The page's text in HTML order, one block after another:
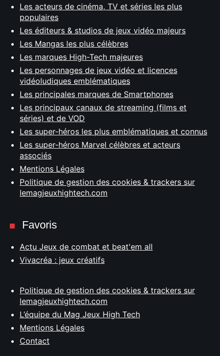
Les acteurs de cinéma, TV et séries les plus
populaires
Les éditeurs & studios de jeux vidéo majeurs
Les Mangas les plus célèbres
Les marques High-Tech majeures
Les personnages de jeux vidéo et licences
vidéoludiques emblématiques
Les principales marques de Smartphones
Les principaux canaux de streaming (films et
séries) et de VOD
Les super-héros les plus emblématiques et connus
Les super-héros Marvel célèbres et acteurs
associés
Mentions Légales
Politique de gestion des cookies & trackers sur
lemagjeuxhightech.com
Favoris
Actu Jeux de combat et beat'em all
Vivacréa : jeux créatifs
Politique de gestion des cookies & trackers sur
lemagjeuxhightech.com
L’équipe du Mag Jeux High Tech
Mentions Légales
Contact